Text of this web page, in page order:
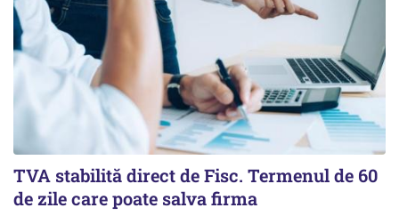
TVA stabilită direct de Fisc. Termenul de 60
de zile care poate salva firma